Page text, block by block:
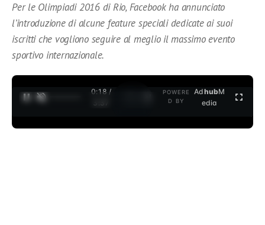
Per le Olimpiadi 2016 di Rio, Facebook ha annunciato
l’introduzione di alcune feature speciali dedicate ai suoi
iscritti che vogliono seguire al meglio il massimo evento
sportivo internazionale.
0:19 /
3:37
POWERE
D BY
AdhubM
edia